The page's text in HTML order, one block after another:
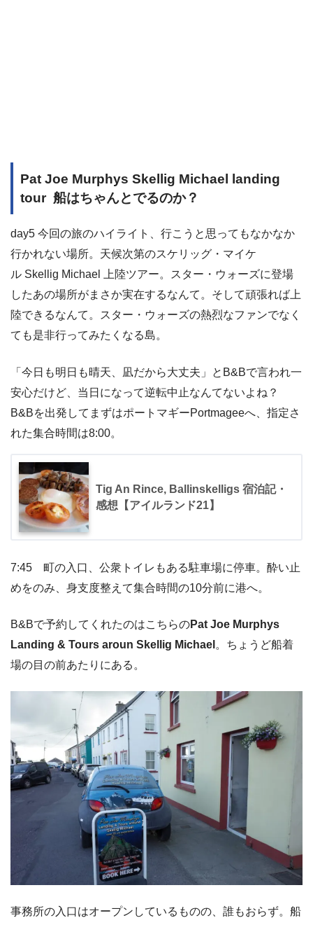
Pat Joe Murphys Skellig Michael landing
tour 船はちゃんとでるのか？
day5 今回の旅のハイライト、行こうと思ってもなかなか
行かれない場所。天候次第のスケリッグ・マイケ
ル Skellig Michael 上陸ツアー。スター・ウォーズに登場
したあの場所がまさか実在するなんて。そして頑張れば上
陸できるなんて。スター・ウォーズの熱烈なファンでなく
ても是非行ってみたくなる島。
「今日も明日も晴天、凪だから大丈夫」とB&Bで言われ一
安心だけど、当日になって逆転中止なんてないよね？
B&Bを出発してまずはポートマギーPortmageeへ、指定さ
れた集合時間は8:00。
Tig An Rince, Ballinskelligs 宿泊記・
感想【アイルランド21】
7:45 町の入口、公衆トイレもある駐車場に停車。酔い止
めをのみ、身支度整えて集合時間の10分前に港へ。
B&Bで予約してくれたのはこちらのPat Joe Murphys
Landing & Tours aroun Skellig Michael 。ちょうど船着
場の目の前あたりにある。
事務所の入口はオープンしているものの、誰もおらず。船